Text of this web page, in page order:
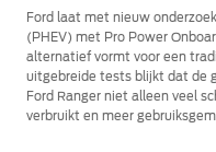
Ford laat met nieuw
(PHEV) met Pro Power
alternatief vormt voor een
uitgebreide tests blijkt dat de
Ford Ranger niet alleen veel
verbruikt en meer